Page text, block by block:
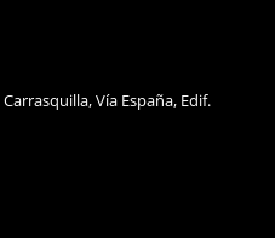
Vía España, Edif.